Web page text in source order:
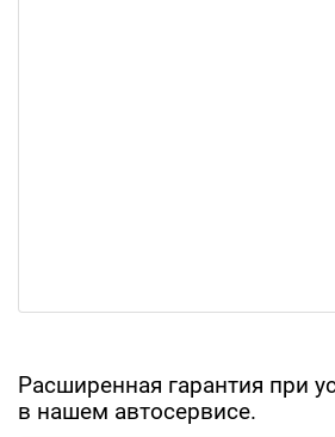
Расширенная гарантия при
в нашем автосервисе.